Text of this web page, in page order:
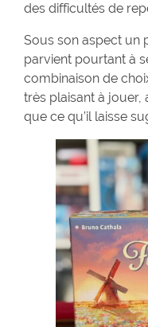
des difficultés de
Sous son aspect un
parvient pourtant à
combinaison de
très plaisant à
que ce qu’il laisse